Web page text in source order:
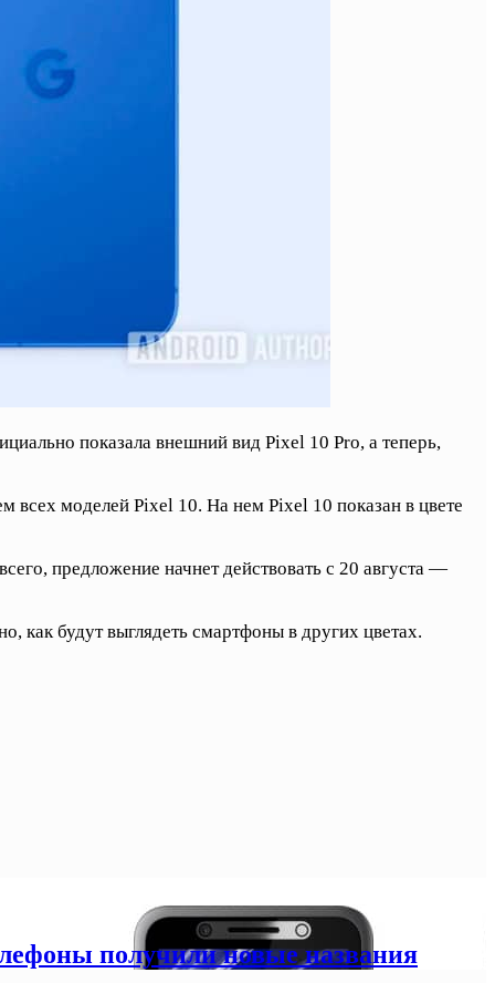
показала внешний вид Pixel 10 Pro, а теперь,
моделей Pixel 10. На нем Pixel 10 показан в цвете
предложение начнет действовать с 20 августа —
как будут выглядеть смартфоны в других цветах.
получили новые названия